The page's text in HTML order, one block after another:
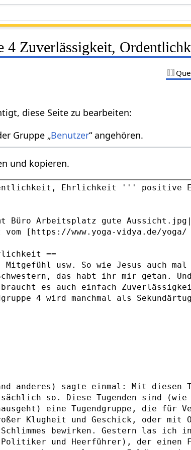
4 Zuverlässigkeit,
diese Seite zu bearbeiten:
Gruppe „Benutzer“ angehören.
und kopieren.